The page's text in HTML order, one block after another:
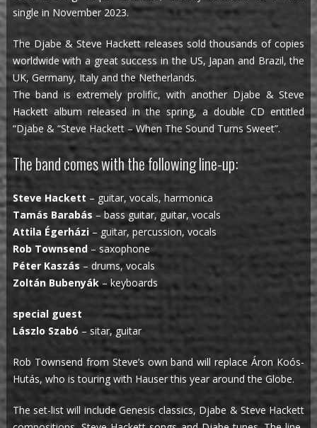
single in November 2023.
The Djabe & Steve Hackett releases sold thousands of copies
worldwide with a great success in the US, Japan and Brazil, the
UK, Germany, Italy and the Netherlands.
The band is extremely prolific, with another Djabe & Steve
Hackett album released in the spring, a double CD entitled
“Djabe & “Steve Hackett – When The Sound Turns Sweet”.
The band comes with the following line-up:
Steve Hackett – guitar, vocals, harmonica
Tamás Barabás – bass guitar, guitar, vocals
Attila Égerházi– guitar, percussion, vocals
Rob Townsend– saxophone
Péter Kaszás – drums, vocals
Zoltán Bubenyák– keyboards
special guest
Lászlo Szabó – sitar, guitar
Rob Townsend from Steve’s own band will replace Áron Koós-
Hutás, who is touring with Hauser this year around the Globe.
The set-list will include Genesis classics, Djabe & Steve Hackett